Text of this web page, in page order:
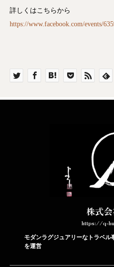
詳しくはこちらから
https://www.facebook.com/events/
株式
https://q-
モダンラグジュアリーなトラベ
を運営